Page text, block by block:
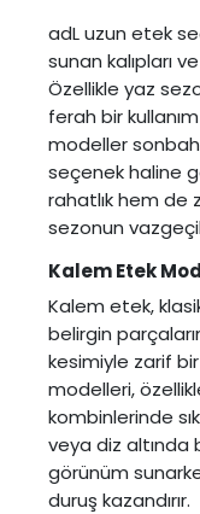
adL uzun etek
sunan kalıpları
Özellikle yaz
ferah bir
modeller
seçenek haline
rahatlık hem de
sezonun
Kalem Etek
Kalem etek,
belirgin
kesimiyle zarif
modelleri,
kombinlerinde
veya diz
görünüm
duruş kazandırır.